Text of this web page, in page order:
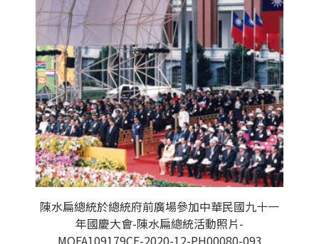
陳水扁總統於總統府前廣場參加中華民國九十一
年國慶大會-陳水扁總統活動照片-
MOFA109179CF-2020-12-PH00080-093